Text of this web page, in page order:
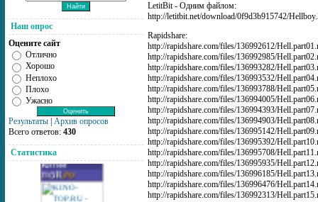
Наш опрос
Оцените сайт
Отлично
Хорошо
Неплохо
Плохо
Ужасно
Результаты Архив опросов
Всего ответов: 430
Статистика
LetitBit - Одним файлом:
http://letitbit.net/download/0f9d3b915742/
Rapidshare:
http://rapidshare.com/files/136992612/
http://rapidshare.com/files/136992985/
http://rapidshare.com/files/136993282/
http://rapidshare.com/files/136993532/
http://rapidshare.com/files/136993788/
http://rapidshare.com/files/136994005/
http://rapidshare.com/files/136994393/
http://rapidshare.com/files/136994903/
http://rapidshare.com/files/136995142/
http://rapidshare.com/files/136995392/
http://rapidshare.com/files/136995708/
http://rapidshare.com/files/136995935/
http://rapidshare.com/files/136996185/
http://rapidshare.com/files/136996476/
http://rapidshare.com/files/136992313/